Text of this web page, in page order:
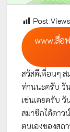
Post
www.สื่อ
สวัสดีเพื่อนๆ ส
ท่านนะครับ วั
เช่นเคยครับ
สมาชิกได้ดาว
ตนเองของสถ